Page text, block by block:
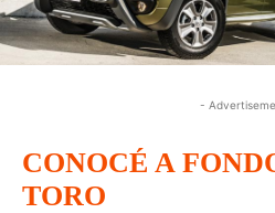
-
CONOCÉ A
TORO